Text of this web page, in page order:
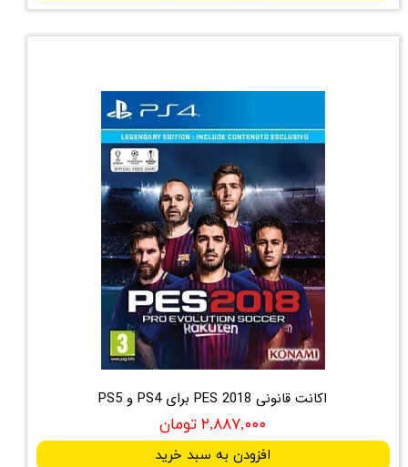
اکانت قانونی PES 2018 برای PS4 و PS5
۲,۸۸۷,۰۰۰ تومان
افزودن به سبد خرید